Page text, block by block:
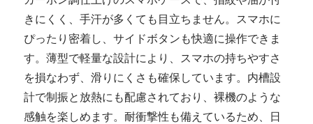
きにくく、手汗が多くても目立ちません。スマホに
ぴったり密着し、サイドボタンも快適に操作できま
す。薄型で軽量な設計により、スマホの持ちやすさ
を損なわず、滑りにくさも確保しています。内槽設
計で制振と放熱にも配慮されており、裸機のような
感触を楽しめます。耐衝撃性も備えているため、日